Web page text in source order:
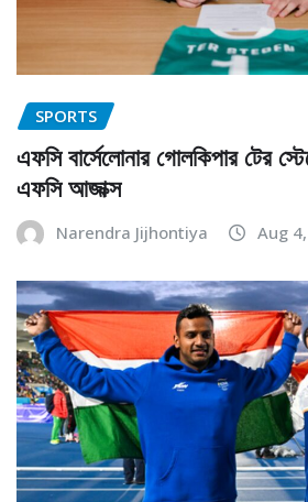
SPORTS
এফসি বার্সেলোনার গোলকিপার টের
এফসি আজাক্স
Narendra Jijhontiya Aug